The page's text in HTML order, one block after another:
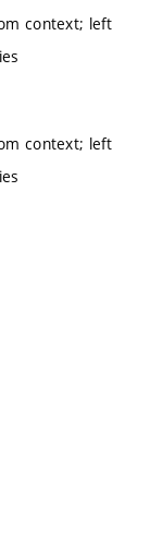
context; left
context; left